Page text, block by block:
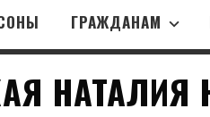
ГРАЖДАНАМ
НАТАЛИЯ